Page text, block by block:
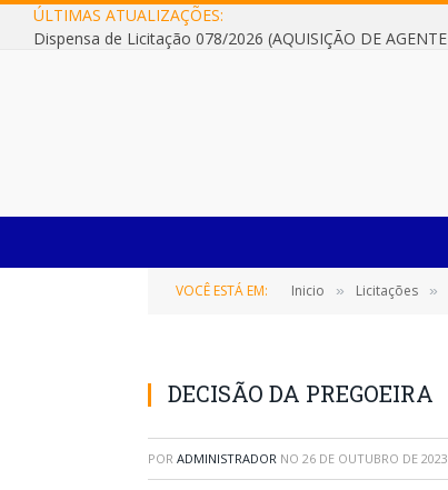
ÚLTIMAS ATUALIZAÇÕES:
VOCÊ ESTÁ EM: Inicio » Licitações »
DECISÃO DA PREGOEIRA
POR ADMINISTRADOR NO 26 DE OUTUBRO DE 2023